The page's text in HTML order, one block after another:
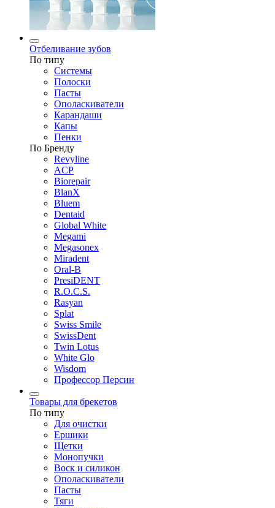
Отбеливание зубов
По типу
Системы
Полоски
Пасты
Ополаскиватели
Карандаши
Капы
Пенки
По Бренду
Revyline
ACP
Biorepair
BlanX
Bluem
Dentaid
Global White
Megami
Megasonex
Miradent
Oral-B
PresiDENT
R.O.C.S.
Rasyan
Splat
Swiss Smile
SwissDent
Twin Lotus
White Glo
Wisdom
Профессор Персин
Товары для брекетов
По типу
Для очистки
Ершики
Щетки
Монопучки
Воск и силикон
Ополаскиватели
Пасты
Тяги